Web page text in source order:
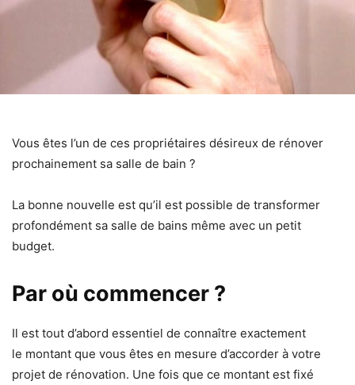
Vous êtes l’un de ces propriétaires désireux de rénover
prochainement sa salle de bain ?
La bonne nouvelle est qu’il est possible de transformer
profondément sa salle de bains même avec un petit
budget.
Par où commencer ?
Il est tout d’abord essentiel de connaître exactement
le montant que vous êtes en mesure d’accorder à votre
projet de rénovation. Une fois que ce montant est fixé